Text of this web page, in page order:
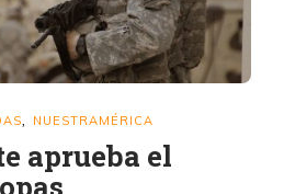
NUESTRAMÉRICA
aprueba el